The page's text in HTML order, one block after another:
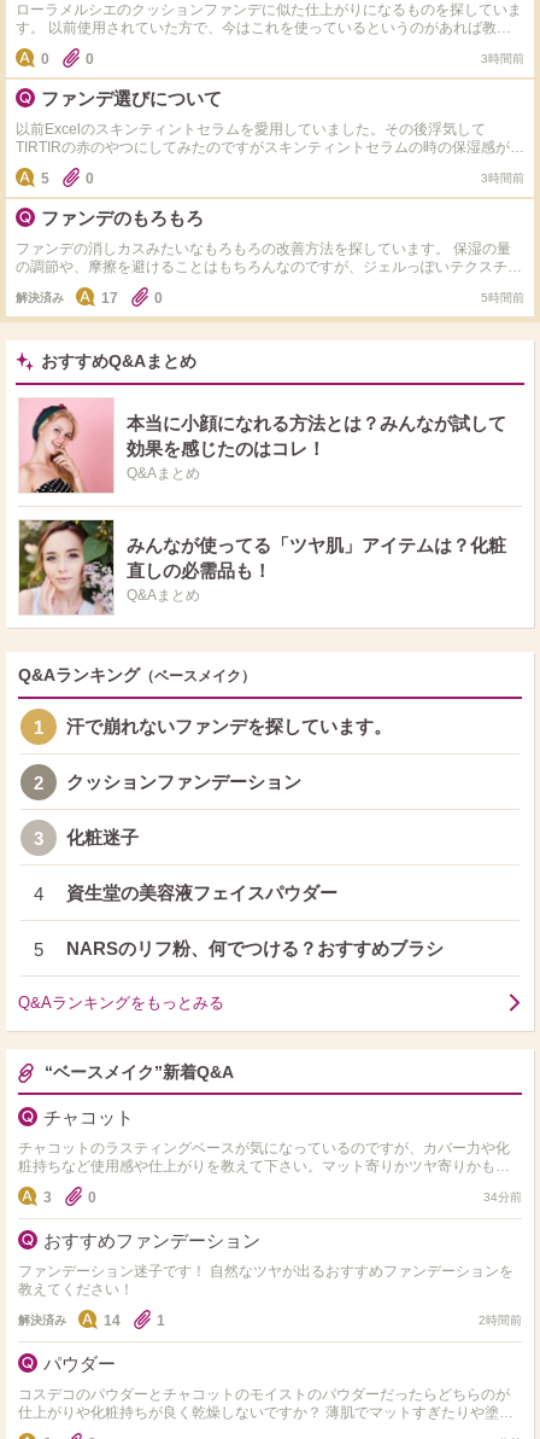
ローラメルシエのクッションファンデに似た仕上がりになるものを探していま
す。 以前使用されていた方で、今はこれを使っているというのがあれば教え
てください！
0 0 3時間前
ファンデ選びについて
以前Excelのスキンティントセラムを愛用していました。その後浮気して
TIRTIRの赤のやつにしてみたのですがスキンティントセラムの時の保湿感がな
く、他のものを検討しています。 気分的に新しいものを開拓したい気分なの
でExcelのスキンティントセラム以外で美容液質感のなにかおすすめあれば教
えて欲しいです。 下地はなめらか本舗のUV下地使ってます。お気に入りで
す。
5 0 3時間前
ファンデのもろもろ
ファンデの消しカスみたいなもろもろの改善方法を探しています。 保湿の量
の調節や、摩擦を避けることはもちろんなのですが、ジェルっぽいテクスチャ
ーの化粧水や、保湿ジェルを使用するとなる事に気がつきました。 もう水に
近いテクスチャーの保湿にするしかないのでしょうか。 お肌にダルバのオイ
ルスプレーを忍ばせたら軽減しましたが、まだもろもろします。 ファンデス
ポンジも問題なのかな。 皆さんはどうしていますか。
解決済み 17 0 5時間前
おすすめQ&Aまとめ
本当に小顔になれる方法とは？みんなが試して
効果を感じたのはコレ！
Q&Aまとめ
みんなが使ってる「ツヤ肌」アイテムは？化粧
直しの必需品も！
Q&Aまとめ
Q&Aランキング （ベースメイク）
1 汗で崩れないファンデを探しています。
2 クッションファンデーション
3 化粧迷子
4 資生堂の美容液フェイスパウダー
5 NARSのリフ粉、何でつける？おすすめブラシ
Q&Aランキングをもっとみる
“ベースメイク”新着Q&A
チャコット
チャコットのラスティングベースが気になっているのですが、カバー力や化
粧持ちなど使用感や仕上がりを教えて下さい。マット寄りかツヤ寄りかもお
願いします。
3 0 34分前
おすすめファンデーション
ファンデーション迷子です！ 自然なツヤが出るおすすめファンデーションを
教えてください！
解決済み 14 1 2時間前
パウダー
コスデコのパウダーとチャコットのモイストのパウダーだったらどちらのが
仕上がりや化粧持ちが良く乾燥しないですか？ 薄肌でマットすぎたりや塗っ
た感が出やすい物は避けてます。粒子が細かく粉っぽくならな…